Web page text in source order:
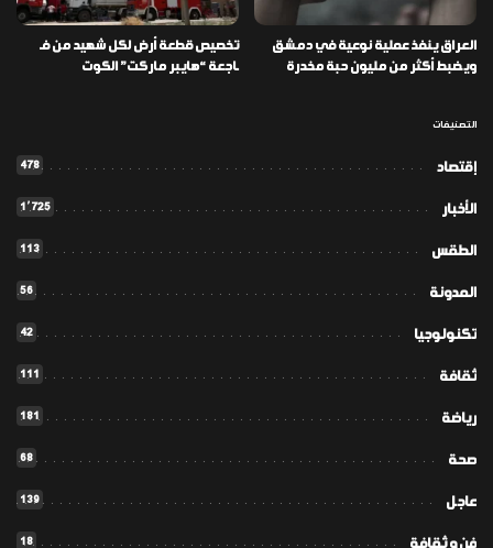
العراق ينفذ عملية نوعية في دمشق
ويضبط أكثر من مليون حبة مخدرة
تخصيص قطعة أرض لكل شهيد من فـ
ـاجعة “هايبر ماركت” الكوت
التصنيفات
إقتصاد 478
الأخبار 1٬725
الطقس 113
المدونة 56
تكنولوجيا 42
ثقافة 111
رياضة 181
صحة 68
عاجل 139
فن و ثقافة 18